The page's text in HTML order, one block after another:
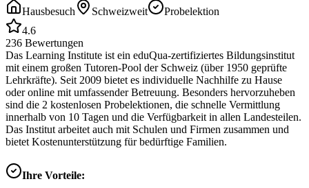
Hausbesuch
Schweizweit
Probelektion
4.6
236 Bewertungen
Das Learning Institute ist ein eduQua-zertifiziertes Bildungsinstitut
mit einem großen Tutoren-Pool der Schweiz (über 1950 geprüfte
Lehrkräfte). Seit 2009 bietet es individuelle Nachhilfe zu Hause
oder online mit umfassender Betreuung. Besonders hervorzuheben
sind die 2 kostenlosen Probelektionen, die schnelle Vermittlung
innerhalb von 10 Tagen und die Verfügbarkeit in allen Landesteilen.
Das Institut arbeitet auch mit Schulen und Firmen zusammen und
bietet Kostenunterstützung für bedürftige Familien.
Ihre Vorteile: